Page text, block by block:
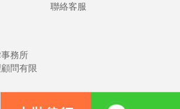
聯絡客服
務所
問有限